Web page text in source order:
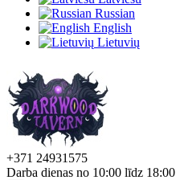
Russian
English
Lietuvių
+371 24931575
Darba dienas no 10:00 līdz 18:00